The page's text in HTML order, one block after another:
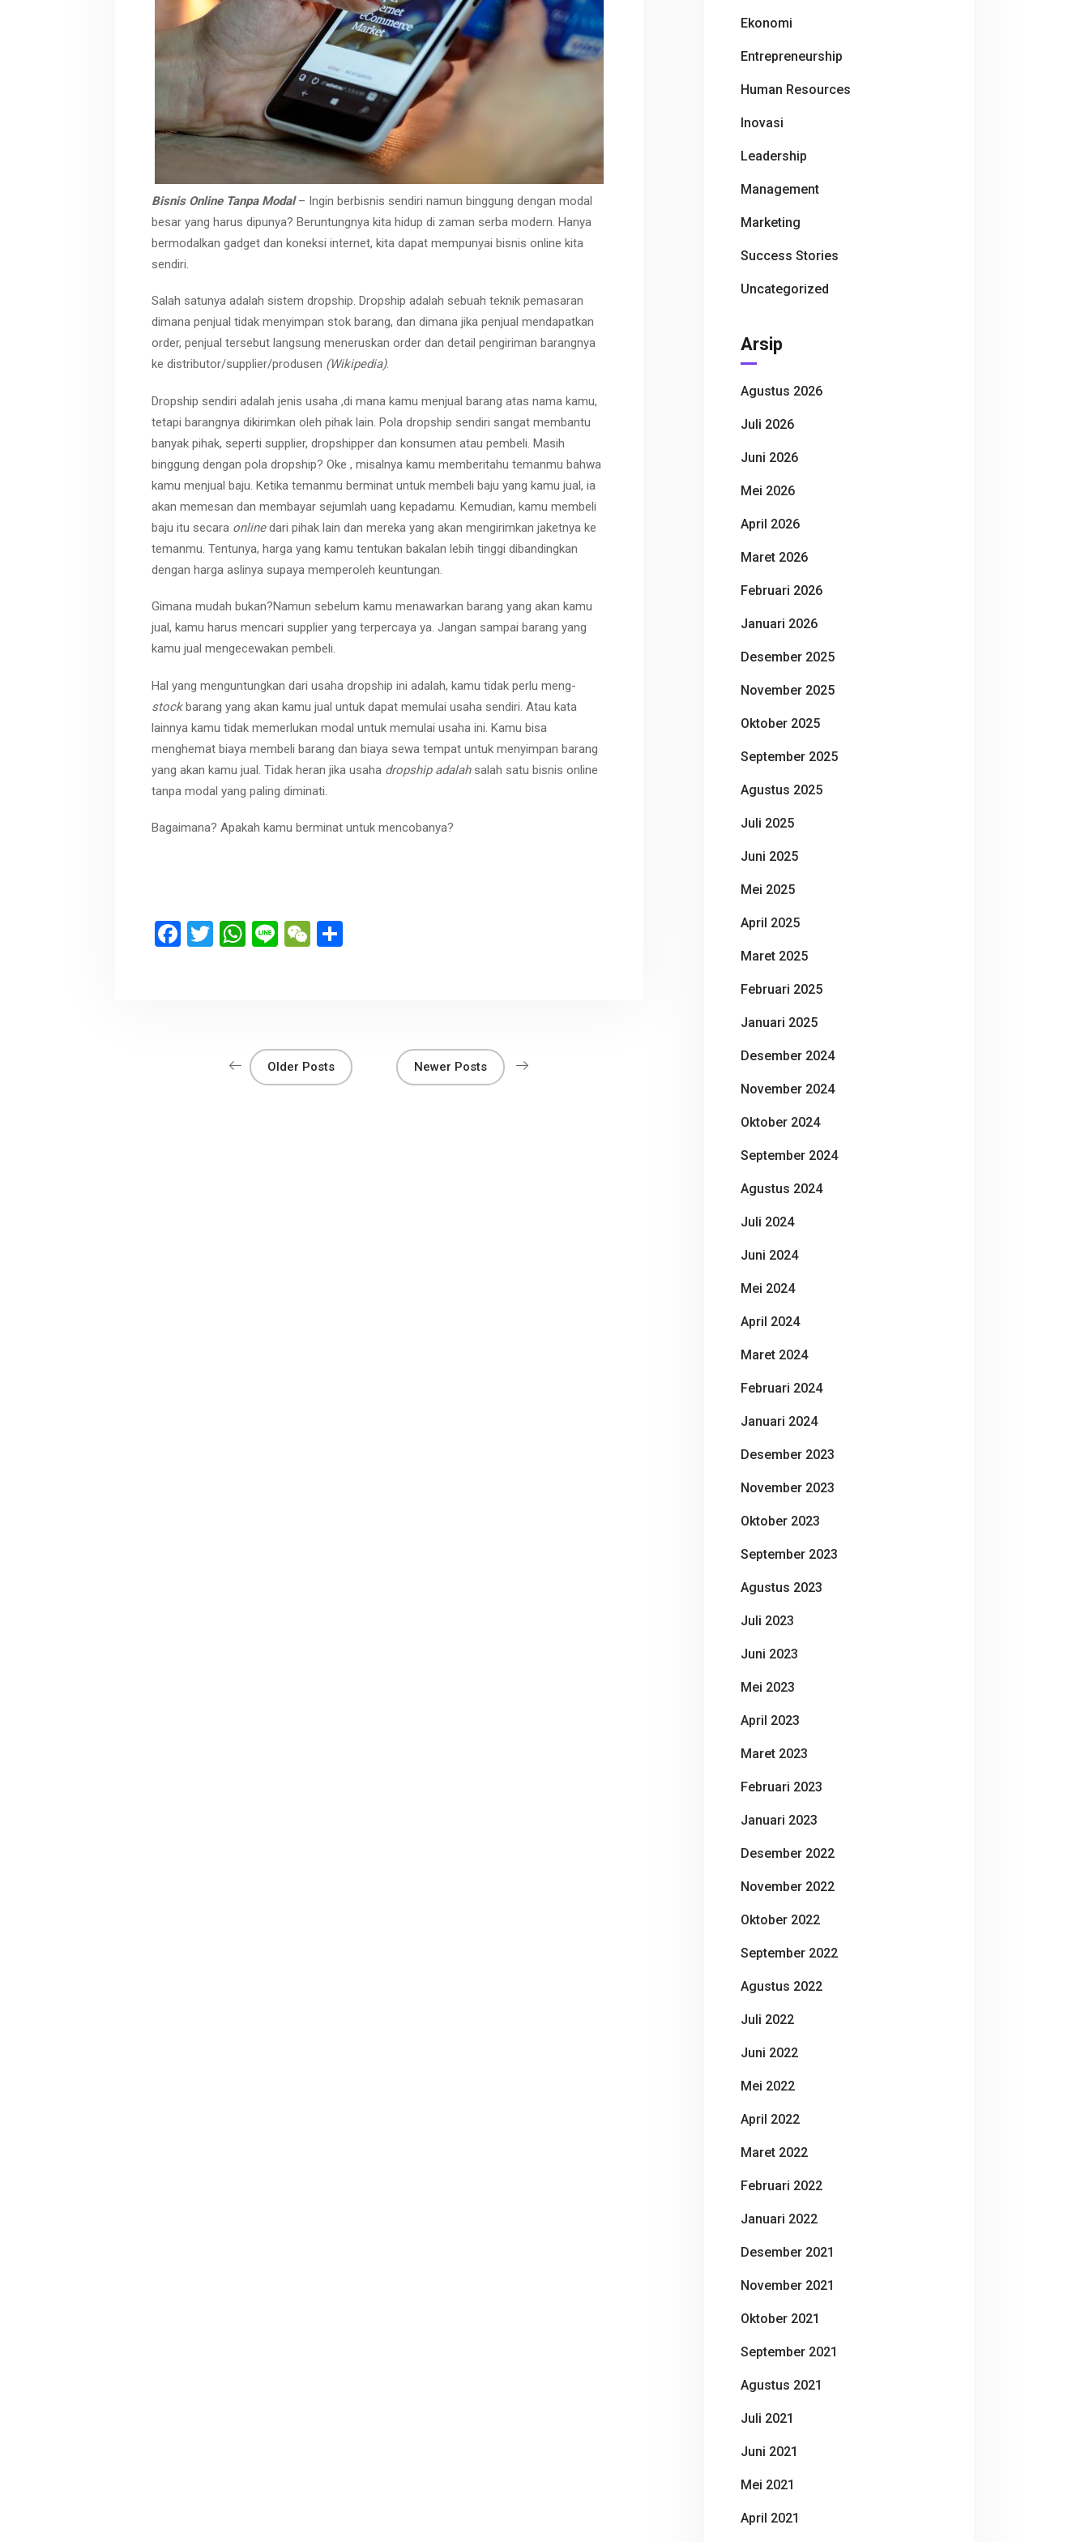
Bisnis Online Tanpa Modal – Ingin berbisnis sendiri namun binggung dengan modal
besar yang harus dipunya? Beruntungnya kita hidup di zaman serba modern. Hanya
bermodalkan gadget dan koneksi internet, kita dapat mempunyai bisnis online kita
sendiri.
Salah satunya adalah sistem dropship. Dropship adalah sebuah teknik pemasaran
dimana penjual tidak menyimpan stok barang, dan dimana jika penjual mendapatkan
order, penjual tersebut langsung meneruskan order dan detail pengiriman barangnya
ke distributor/supplier/produsen (Wikipedia).
Dropship sendiri adalah jenis usaha ,di mana kamu menjual barang atas nama kamu,
tetapi barangnya dikirimkan oleh pihak lain. Pola dropship sendiri sangat membantu
banyak pihak, seperti supplier, dropshipper dan konsumen atau pembeli. Masih
binggung dengan pola dropship? Oke , misalnya kamu memberitahu temanmu bahwa
kamu menjual baju. Ketika temanmu berminat untuk membeli baju yang kamu jual, ia
akan memesan dan membayar sejumlah uang kepadamu. Kemudian, kamu membeli
baju itu secara onlinedari pihak lain dan mereka yang akan mengirimkan jaketnya ke
temanmu. Tentunya, harga yang kamu tentukan bakalan lebih tinggi dibandingkan
dengan harga aslinya supaya memperoleh keuntungan.
Gimana mudah bukan?Namun sebelum kamu menawarkan barang yang akan kamu
jual, kamu harus mencari supplier yang terpercaya ya. Jangan sampai barang yang
kamu jual mengecewakan pembeli.
Hal yang menguntungkan dari usaha dropship ini adalah, kamu tidak perlu meng-
stockbarang yang akan kamu jual untuk dapat memulai usaha sendiri. Atau kata
lainnya kamu tidak memerlukan modal untuk memulai usaha ini. Kamu bisa
menghemat biaya membeli barang dan biaya sewa tempat untuk menyimpan barang
yang akan kamu jual. Tidak heran jika usaha dropship adalahsalah satu bisnis online
tanpa modal yang paling diminati.
Bagaimana? Apakah kamu berminat untuk mencobanya?
F
T
W
p
p
Li
W
Older Posts Newer Posts
Ekonomi
Entrepreneurship
Human Resources
Inovasi
Leadership
Management
Marketing
Success Stories
Uncategorized
Arsip
Agustus 2026
Juli 2026
Juni 2026
Mei 2026
April 2026
Maret 2026
Februari 2026
Januari 2026
Desember 2025
November 2025
Oktober 2025
September 2025
Agustus 2025
Juli 2025
Juni 2025
Mei 2025
April 2025
Maret 2025
Februari 2025
Januari 2025
Desember 2024
November 2024
Oktober 2024
September 2024
Agustus 2024
Juli 2024
Juni 2024
Mei 2024
April 2024
Maret 2024
Februari 2024
Januari 2024
Desember 2023
November 2023
Oktober 2023
September 2023
Agustus 2023
Juli 2023
Juni 2023
Mei 2023
April 2023
Maret 2023
Februari 2023
Januari 2023
Desember 2022
November 2022
Oktober 2022
September 2022
Agustus 2022
Juli 2022
Juni 2022
Mei 2022
April 2022
Maret 2022
Februari 2022
Januari 2022
Desember 2021
November 2021
Oktober 2021
September 2021
Agustus 2021
Juli 2021
Juni 2021
Mei 2021
April 2021